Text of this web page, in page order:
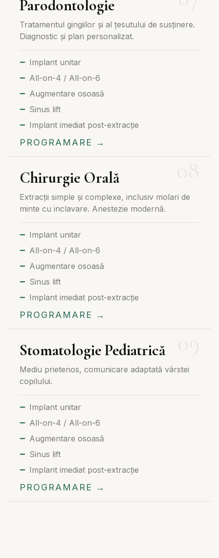
Parodontologie
Tratamentul gingiilor și al țesutului de susținere.
Diagnostic și plan personalizat.
Implant unitar
All-on-4 / All-on-6
Augmentare osoasă
Sinus lift
Implant imediat post-extracție
PROGRAMARE →
Chirurgie Orală
Extracții simple și complexe, inclusiv molari de
minte cu inclavare. Anestezie modernă.
Implant unitar
All-on-4 / All-on-6
Augmentare osoasă
Sinus lift
Implant imediat post-extracție
PROGRAMARE →
Stomatologie Pediatrică
Mediu prietenos, comunicare adaptată vârstei
copilului.
Implant unitar
All-on-4 / All-on-6
Augmentare osoasă
Sinus lift
Implant imediat post-extracție
PROGRAMARE →